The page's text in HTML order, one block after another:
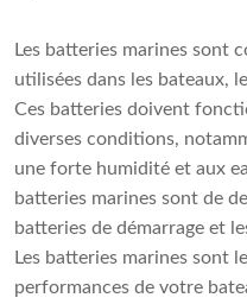
Les batteries marines sont
utilisées dans les bateaux,
Ces batteries doivent
diverses conditions,
une forte humidité et aux
batteries marines sont de
batteries de démarrage et
Les batteries marines sont
performances de votre